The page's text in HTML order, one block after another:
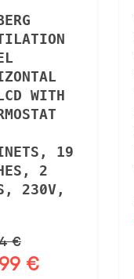
WITH
19
2
230V,
€
€